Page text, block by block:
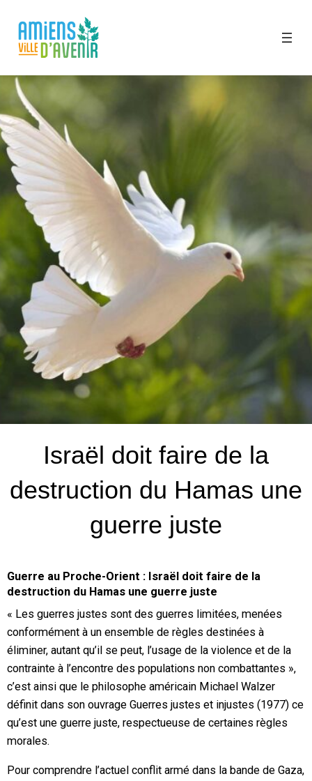
Israël doit faire de la
destruction du Hamas une
guerre juste
Guerre au Proche-Orient : Israël doit faire de la
destruction du Hamas une guerre juste
« Les guerres justes sont des guerres limitées, menées
conformément à un ensemble de règles destinées à
éliminer, autant qu’il se peut, l’usage de la violence et de la
contrainte à l’encontre des populations non combattantes »,
c’est ainsi que le philosophe américain Michael Walzer
définit dans son ouvrage Guerres justes et injustes (1977) ce
qu’est une guerre juste, respectueuse de certaines règles
morales.
Pour comprendre l’actuel conflit armé dans la bande de Gaza,